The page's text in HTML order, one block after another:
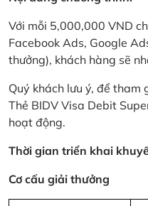
Với mỗi 5,000,000 VND
Facebook Ads, Google
thưởng), khách hàng sẽ
Quý khách lưu ý, để tham
Thẻ BIDV Visa Debit
hoạt động.
Thời gian triển khai
Cơ cấu giải thưởng